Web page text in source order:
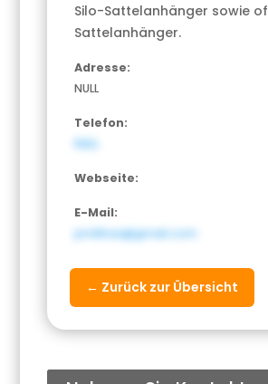
Silo-Sattelanhänger sowie
Sattelanhänger.
Adresse:
NULL
Telefon:
NULL
Webseite:
E-Mail:
pmillnar@gmail.com
← Zurück zur Übersicht